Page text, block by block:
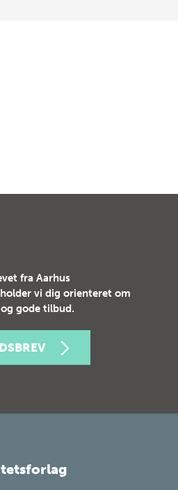
fra Aarhus
vi dig orienteret om
gode tilbud.